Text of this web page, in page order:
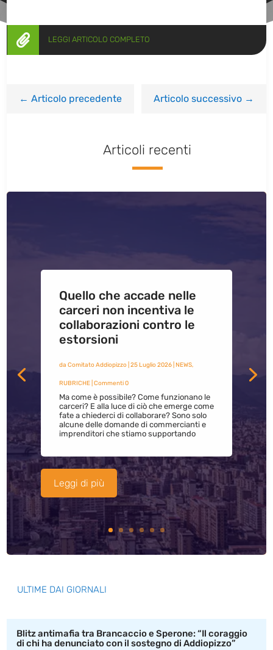
 LEGGI ARTICOLO COMPLETO
←Articolo precedente Articolo successivo→
Articoli recenti
Quello che accade nelle
carceri non incentiva le
collaborazioni contro le
estorsioni
da Comitato Addiopizzo| 25 Luglio 2026| NEWS,
RUBRICHE| Commenti 0
Ma come è possibile? Come funzionano le
carceri? E alla luce di ciò che emerge come
fate a chiederci di collaborare? Sono solo
alcune delle domande di commercianti e
imprenditori che stiamo supportando
Leggi di più
ULTIME DAI GIORNALI
Blitz antimafia tra Brancaccio e Sperone: “Il coraggio
di chi ha denunciato con il sostegno di Addiopizzo”